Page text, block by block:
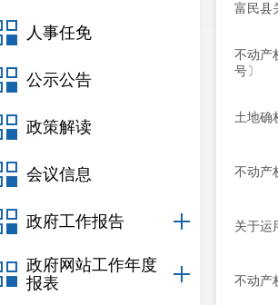
人事任免
公示公告
政策解读
会议信息
政府工作报告
政府网站工作年度
报表
富民县
不动产
号〕
土地确
不动产
关于运
不动产